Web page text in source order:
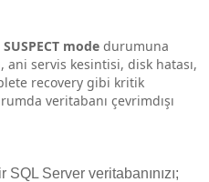
SUSPECT mode durumuna
servis kesintisi, disk hatası,
recovery gibi kritik
veritabanı çevrimdışı
Server veritabanınızı;